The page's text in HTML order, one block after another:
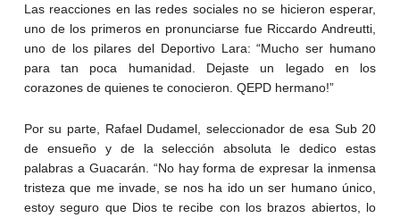
Las reacciones en las redes sociales no se hicieron esperar,
uno de los primeros en pronunciarse fue Riccardo Andreutti,
uno de los pilares del Deportivo Lara: “Mucho ser humano
para tan poca humanidad. Dejaste un legado en los
corazones de quienes te conocieron. QEPD hermano!”
Por su parte, Rafael Dudamel, seleccionador de esa Sub 20
de ensueño y de la selección absoluta le dedico estas
palabras a Guacarán. “No hay forma de expresar la inmensa
tristeza que me invade, se nos ha ido un ser humano único,
estoy seguro que Dios te recibe con los brazos abiertos, lo